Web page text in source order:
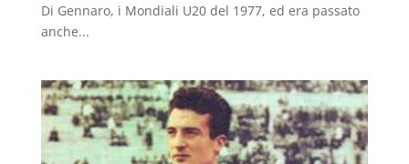
Di Gennaro, i Mondiali U20 del 1977, ed era passato
anche...